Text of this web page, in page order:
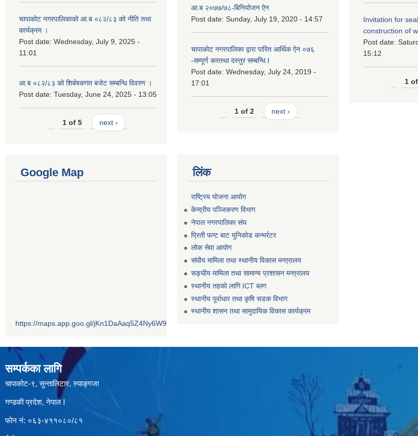
चापाकोट नगरपालिकाको आ.ब ०८२/८३ को नीति तथा
कार्यक्रम ।
Post date: Wednesday, July 9, 2025 -
11:01
आ.ब ०८२/८३ को शिर्बषकगत बजेट सम्बन्धि विवरण ।
Post date: Tuesday, June 24, 2025 - 13:05
1 of 5 next ›
आ.ब २०७७/७८-बिनियोजन ऐन
Post date: Sunday, July 19, 2020 - 14:57
चापाकोट नगरपालिका द्वारा पारित आर्थिक ऐन ०७६
-सम्पूर्ण करतथा दस्तुर सम्बन्धि I
Post date: Wednesday, July 24, 2019 -
17:01
1 of 2 next ›
Invitation for
construction of
Post date:
15:12
1
Google Map
https://maps.app.goo.gl/jKn1DaAaq5Z4Ny6W9
लिंक
राष्ट्रिय योजना आयोग
केन्द्रीय पञ्जिकरण विभाग
नेपाल नगरपालिका संघ
प्रिती फन्ट बाट युनिकोड कन्भर्रटर
लोक सेवा आयोग
संघीय मामिला तथा स्थानीय विकास मन्त्रालय
सङ्घीय मामिला तथा सामान्य प्रशासन मन्त्रालय
स्थानीय तहको लागि ICT ब्लग
स्थानीय पूर्वाधार तथा कृषि सडक विभाग
स्थानीय शासन तथा सामुदायिक विकास कार्यक्रम
सम्पर्कका लागि
चापाकोट-९, सुन्तालिटार, स्याङ्गजा
गण्डकी प्रदेश, नेपाल I
फोन नं: ०६३-४११०८०/८१